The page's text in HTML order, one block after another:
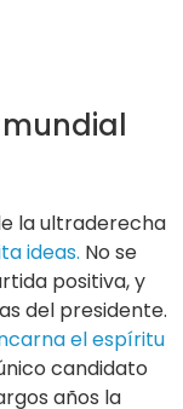
la ultraderecha
ideas. No se
positiva, y
del presidente.
el espíritu
candidato
años la